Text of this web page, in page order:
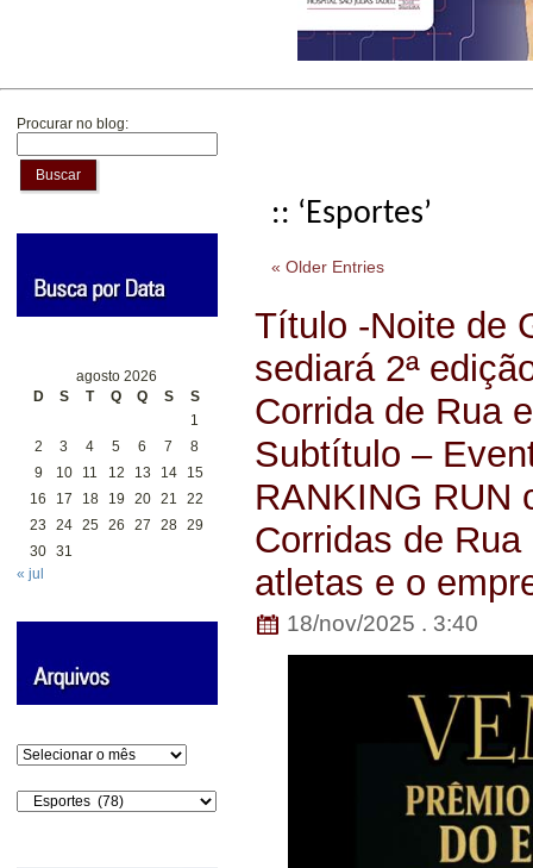
Procurar no blog:
Buscar
agosto 2026
D
S T Q Q S
S
1
2
3 4 5 6 7
8
9
10 11 12 13 14
15
16
17 18 19 20 21
22
23
24 25 26 27 28 29
30 31
« jul
Arquivos
Categorias
:: ‘Esportes’
« Older Entries
Título -Noite de
sediará 2ª
Corrida de Rua
Subtítulo –
RANKING RUN
Corridas de
atletas e o
18/nov/2025 . 3:40